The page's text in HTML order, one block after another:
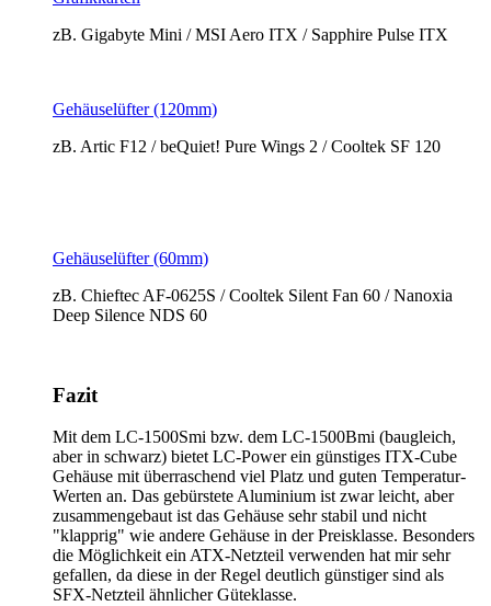
zB. Gigabyte Mini / MSI Aero ITX / Sapphire Pulse ITX
Gehäuselüfter (120mm)
zB. Artic F12 / beQuiet! Pure Wings 2 / Cooltek SF 120
Gehäuselüfter (60mm)
zB. Chieftec AF-0625S / Cooltek Silent Fan 60 / Nanoxia
Deep Silence NDS 60
Fazit
Mit dem LC-1500Smi bzw. dem LC-1500Bmi (baugleich,
aber in schwarz) bietet LC-Power ein günstiges ITX-Cube
Gehäuse mit überraschend viel Platz und guten Temperatur-
Werten an. Das gebürstete Aluminium ist zwar leicht, aber
zusammengebaut ist das Gehäuse sehr stabil und nicht
"klapprig" wie andere Gehäuse in der Preisklasse. Besonders
die Möglichkeit ein ATX-Netzteil verwenden hat mir sehr
gefallen, da diese in der Regel deutlich günstiger sind als
SFX-Netzteil ähnlicher Güteklasse.